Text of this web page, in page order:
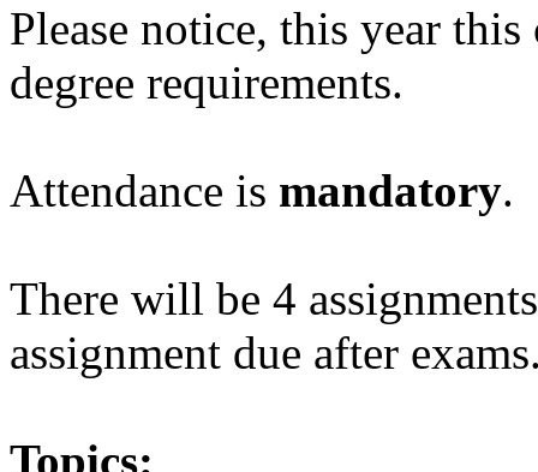
Please notice, this year
degree requirements.
Attendance is mandatory.
There will be 4
assignment due after
Topics: